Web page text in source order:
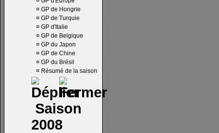
¤ GP de Hongrie
¤ GP de Turquie
¤ GP d'Italie
¤ GP de Belgique
¤ GP du Japon
¤ GP de Chine
¤ GP du Brésil
¤ Résumé de la saison
Saison
2008